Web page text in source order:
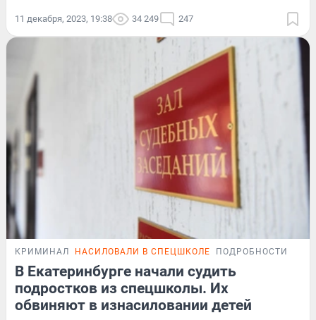
11 декабря, 2023, 19:38 34 249 247
КРИМИНАЛ НАСИЛОВАЛИ В СПЕЦШКОЛЕ ПОДРОБНОСТИ
В Екатеринбурге начали судить
подростков из спецшколы. Их
обвиняют в изнасиловании детей